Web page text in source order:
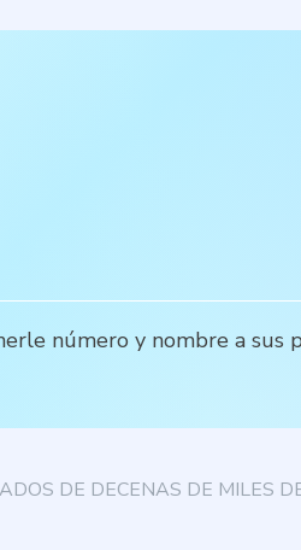
número y nombre a
DE DECENAS DE MILES